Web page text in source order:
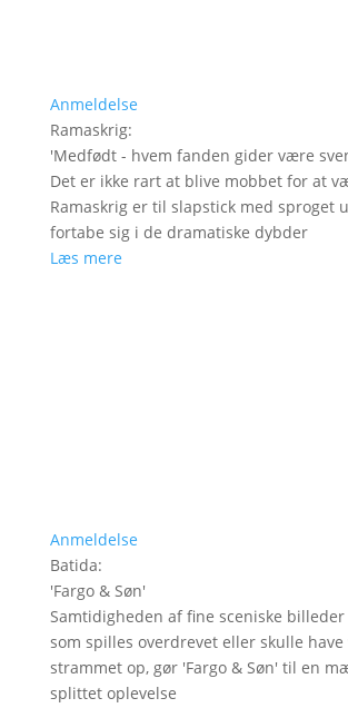
Anmeldelse
Ramaskrig:
'Medfødt - hvem fanden gider være
Det er ikke rart at blive mobbet for at
Ramaskrig er til slapstick med sproget
fortabe sig i de dramatiske dybder
Læs mere
Anmeldelse
Batida:
'Fargo & Søn'
Samtidigheden af fine sceniske
som spilles overdrevet eller skulle
strammet op, gør 'Fargo & Søn' til en
splittet oplevelse